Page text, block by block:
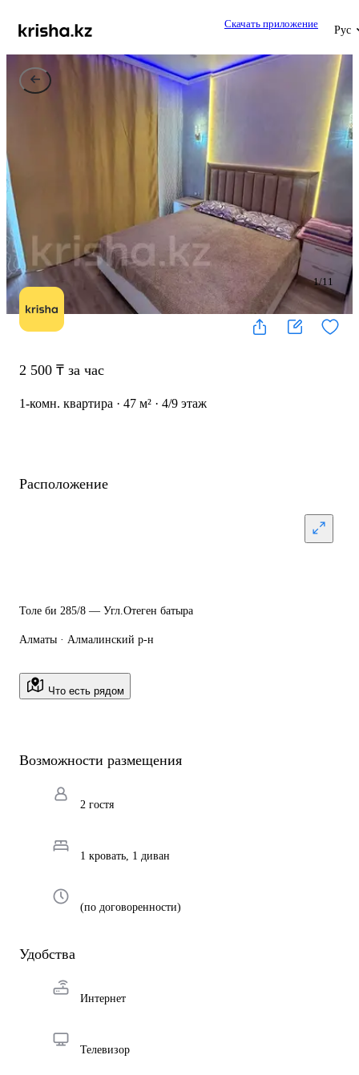
Скачать приложение
Рус
1/11
2 500 ₸ за час
1-комн. квартира · 47 м² · 4/9 этаж
Расположение
Толе би 285/8 — Угл.Отеген батыра
Алматы · Алмалинский р-н
Что есть рядом
Возможности размещения
2 гостя
1 кровать, 1 диван
(по договоренности)
Удобства
Интернет
Телевизор